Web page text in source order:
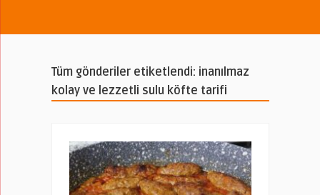
Tüm gönderiler etiketlendi: inanılmaz
kolay ve lezzetli sulu köfte tarifi